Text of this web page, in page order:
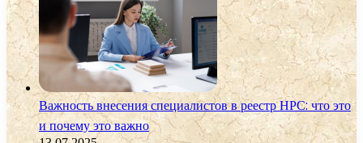
Важность внесения специалистов в реестр НРС: что это
и почему это важно